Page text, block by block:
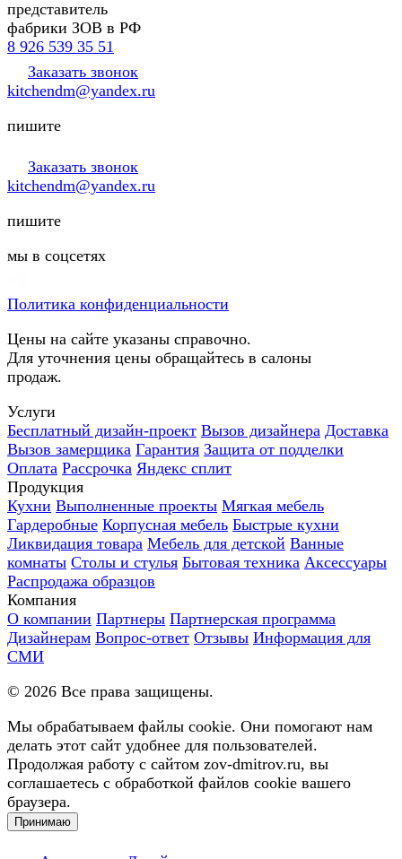
представитель
фабрики ЗОВ в РФ
8 926 539 35 51
Заказать звонок
kitchendm@yandex.ru
пишите
Заказать звонок
kitchendm@yandex.ru
пишите
мы в соцсетях
Политика конфиденциальности
Цены на сайте указаны справочно.
Для уточнения цены обращайтесь в салоны
продаж.
Услуги
Бесплатный дизайн-проект Вызов дизайнера Доставка
Вызов замерщика Гарантия Защита от подделки
Оплата Рассрочка Яндекс сплит
Продукция
Кухни Выполненные проекты Мягкая мебель
Гардеробные Корпусная мебель Быстрые кухни
Ликвидация товара Мебель для детской Ванные
комнаты Столы и стулья Бытовая техника Аксессуары
Распродажа образцов
Компания
О компании Партнеры Партнерская программа
Дизайнерам Вопрос-ответ Отзывы Информация для
СМИ
© 2026 Все права защищены.
Мы обрабатываем файлы cookie. Они помогают нам
делать этот сайт удобнее для пользователей.
Продолжая работу с сайтом zov-dmitrov.ru, вы
соглашаетесь с обработкой файлов cookie вашего
браузера.
Принимаю